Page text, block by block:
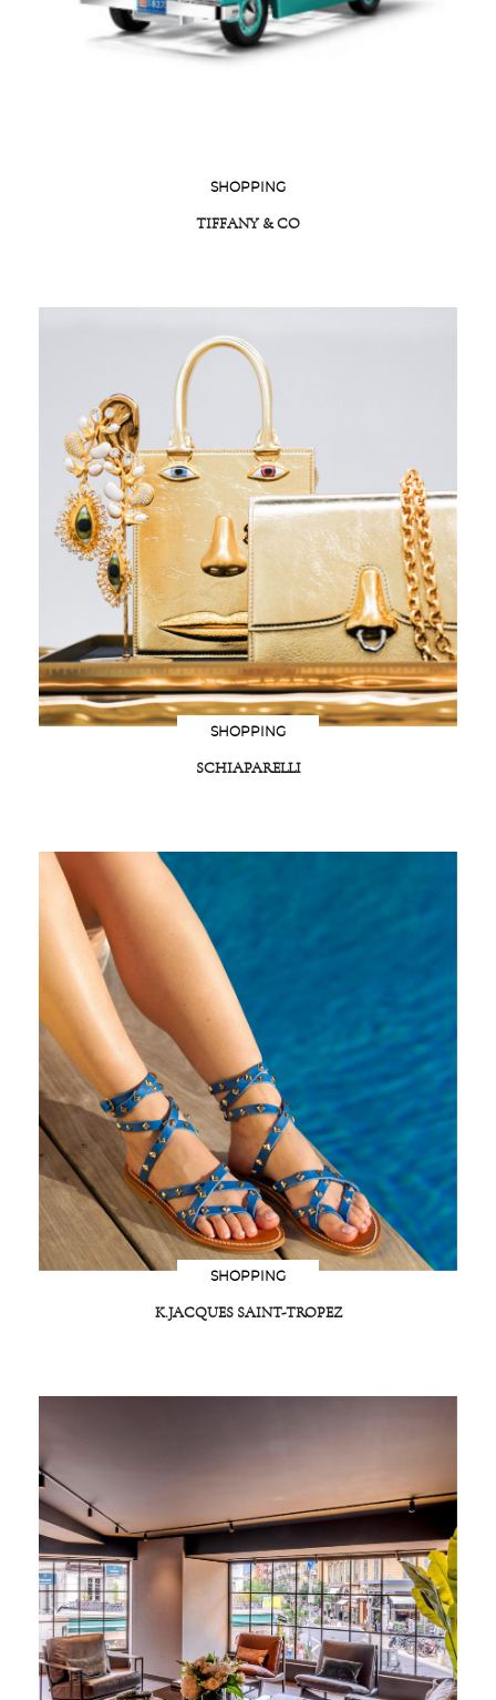
SHOPPING
TIFFANY & CO
SHOPPING
SCHIAPARELLI
SHOPPING
K.JACQUES SAINT-TROPEZ